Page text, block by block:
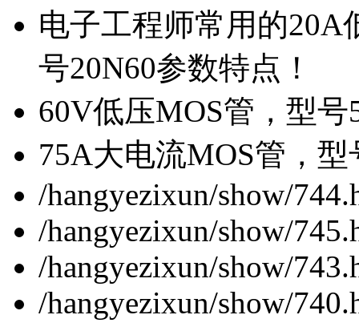
电子工程师常用的20A
号20N60参数特点！
60V低压MOS管，型
75A大电流MOS管，
/hangyezixun/show/
/hangyezixun/show/
/hangyezixun/show/
/hangyezixun/show/